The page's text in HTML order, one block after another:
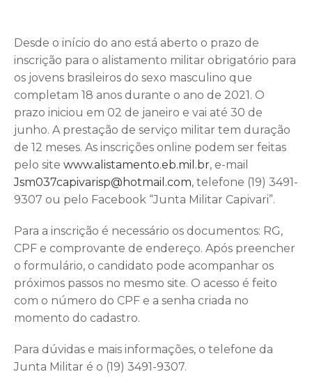
Desde o início do ano está aberto o prazo de
inscrição para o alistamento militar obrigatório para
os jovens brasileiros do sexo masculino que
completam 18 anos durante o ano de 2021. O
prazo iniciou em 02 de janeiro e vai até 30 de
junho. A prestação de serviço militar tem duração
de 12 meses. As inscrições online podem ser feitas
pelo site www.alistamento.eb.mil.br, e-mail
Jsm037capivarisp@hotmail.com, telefone (19) 3491-
9307 ou pelo Facebook “Junta Militar Capivari”.
Para a inscrição é necessário os documentos: RG,
CPF e comprovante de endereço. Após preencher
o formulário, o candidato pode acompanhar os
próximos passos no mesmo site. O acesso é feito
com o número do CPF e a senha criada no
momento do cadastro.
Para dúvidas e mais informações, o telefone da
Junta Militar é o (19) 3491-9307.